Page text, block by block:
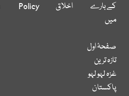
کے بارے
میں
اخلاق
Policy
صفحۂ اول
تازہ ترین
غزہ لہو لہو
پاکستان